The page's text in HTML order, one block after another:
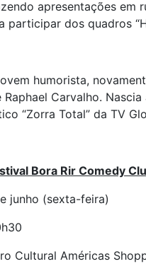
apresentações em
participar dos quadros
humorista,
Raphael Carvalho.
“Zorra Total” da TV
Bora Rir Comedy
junho (sexta-feira)
Cultural Américas